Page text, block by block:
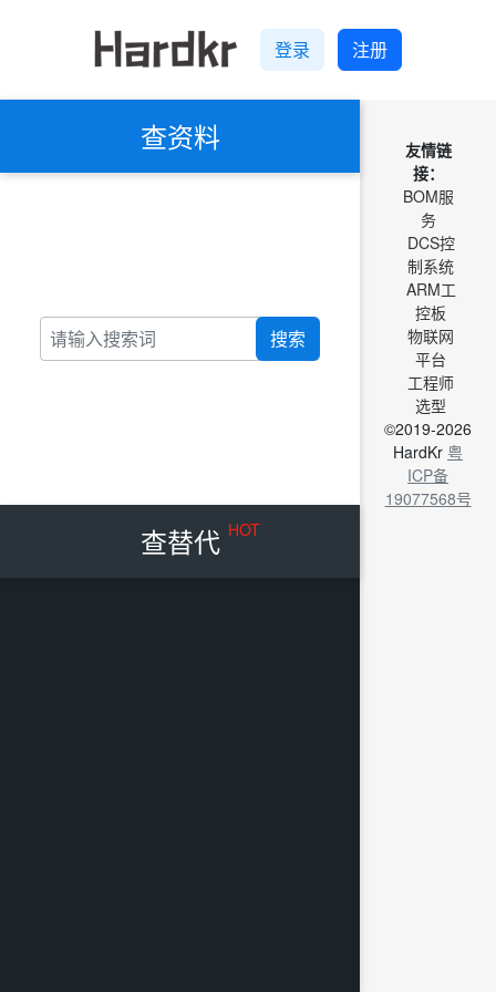
登录 注册
查资料
搜索
查替代 HOT
友情链
接：
BOM服
务
DCS控
制系统
ARM工
控板
物联网
平台
工程师
选型
©2019-2026
HardKr 粤
ICP备
19077568号